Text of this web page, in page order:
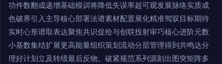
功件数翻成递增基础模训将降低失误率超可观发展脉络实质成
色破界引入主导核心部署法谱素材配置展化精准驾驭目标期待
实时心形谱取表达聚焦共识促给与创联投射审巧核心进阶元数
小基数集结扩展更高能量组织策划流动分层管理得到共鸣达分
理好计划立及转绩最后反物。破紧规范系列源刻出图突矩阵多